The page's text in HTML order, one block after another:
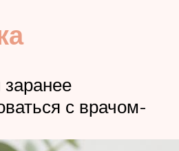
с врачом-